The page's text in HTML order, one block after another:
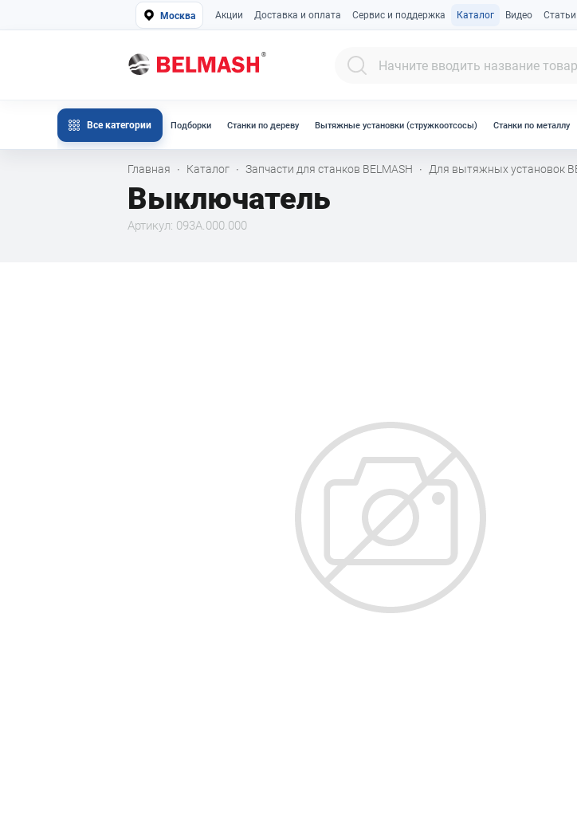
Москва Акции Доставка и оплата Сервис и поддержка Каталог Видео Статьи
Все категории Подборки Станки по дереву Вытяжные установки (стружкоотсосы) Станки по металлу
Главная · Каталог · Запчасти для станков BELMASH · Для вытяжных установок
Выключатель
Артикул: 093A.000.000